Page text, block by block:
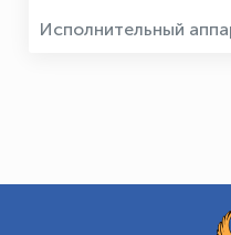
Исполнительный